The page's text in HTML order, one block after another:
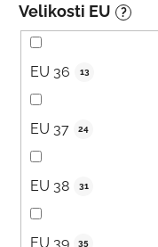
Velikosti EU ?
EU 36 13
EU 37 24
EU 38 31
EU 39 35